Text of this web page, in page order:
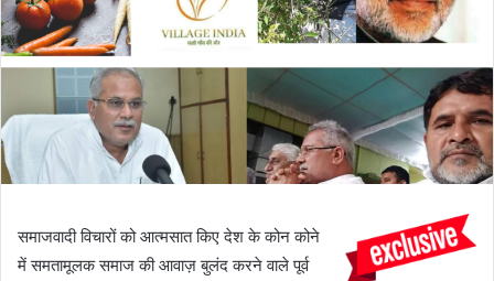
समाजवादी विचारों को आत्मसात किए देश के कोन कोने
में समतामूलक समाज की आवाज़ बुलंद करने वाले पूर्व